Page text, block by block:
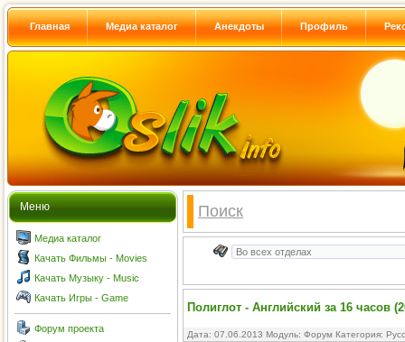
Главная Медиа каталог Анекдоты Профиль
Меню
Медиа каталог
Качать Фильмы - Movies
Качать Музыку - Music
Качать Игры - Game
Форум проекта
Поиск
Полиглот - Английский за 16 часов
Дата: 07.06.2013 Модуль: Форум Категория: